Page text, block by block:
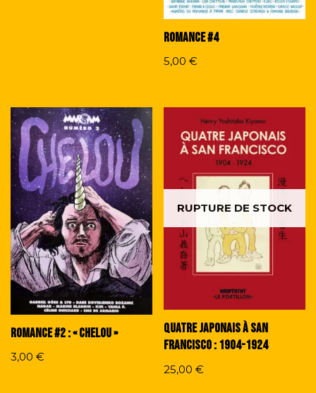
Romance #4
5,00€
Romance #2 : « Chelou »
3,00 €
RUPTURE DE STOCK
Quatre Japonais à San
Francisco : 1904-1924
25,00€